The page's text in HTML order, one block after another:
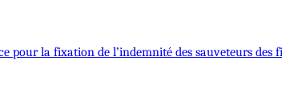
la fixation de l’indemnité des sauveteurs des